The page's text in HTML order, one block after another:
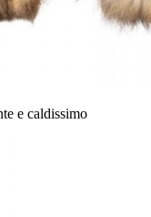
e caldissimo